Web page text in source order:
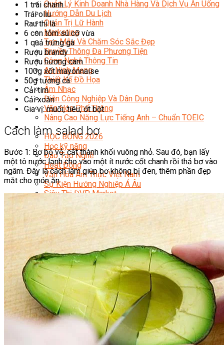
Quản Lý Kinh Doanh Nhà Hàng Và Dịch Vụ Ăn Uống
Hướng Dẫn Du Lịch
Quản Trị Lữ Hành
Marketing
Tạo Mẫu Và Chăm Sóc Sắc Đẹp
Truyền Thông Đa Phương Tiện
Công Nghệ Thông Tin
An Ninh Mạng
Thiết Kế Đồ Họa
Âm Nhạc
Điện Công Nghiệp Và Dân Dụng
Văn Hóa Phổ Thông
Nâng Cao Năng Lực Tiếng Anh – Chuẩn TOEIC
Tin Tức
HỌC BỔNG 2026
Học kỹ năng
Đào Tạo Nghề
Hoạt Động
Văn Hóa Ẩm Thực Việt Nam
Sự Kiện Hướng Nghiệp Á Âu
Siêu Thị ĐVP Market
Chưa có sản phẩm trong giỏ hàng.
Giỏ hàng
Chưa có sản phẩm trong giỏ hàng.
1 trái chanh
Trái oliu
Rau thì là
6 con tôm sú cỡ vừa
1 quả trứng gà
Rượu brandy
Rượu hương cam
100g xốt mayonnaise
50g tương cà
Cải tím
Cải xoắn
Gia vị: muối, tiêu, ớt bột
Cách làm salad bơ
Bước 1: Bơ bỏ vỏ, cắt thành khối vuông nhỏ. Sau đó, bạn lấy
một tô nước lạnh cho vào một ít nước cốt chanh rồi thả bơ vào
ngâm. Đây là cách làm giúp bơ không bị đen, thêm phần đẹp
mắt cho món ăn.